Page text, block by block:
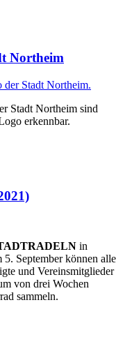
Northeim
Stadt Northeim sind
erkennbar.
in
September können alle
und Vereinsmitglieder
von drei Wochen
sammeln.